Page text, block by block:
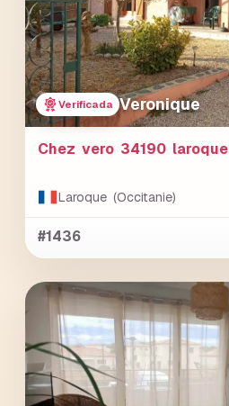
Verificada Veronique
Chez vero 34190 laroque
Laroque (Occitanie)
#1436